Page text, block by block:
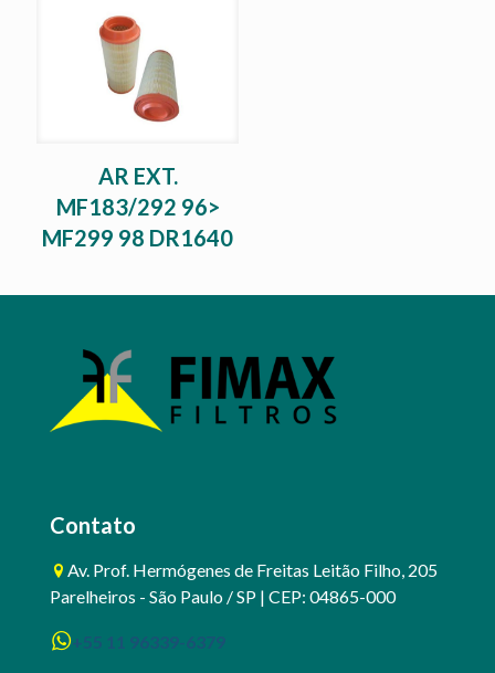
AR EXT.
MF183/292 96>
MF299 98 DR1640
Contato
Av. Prof. Hermógenes de Freitas Leitão Filho, 205
Parelheiros - São Paulo / SP | CEP: 04865-000
+55 11 96339-6379